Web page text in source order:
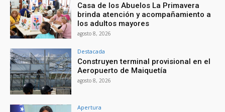
Casa de los Abuelos La Primavera
brinda atención y acompañamiento a
los adultos mayores
agosto 8, 2026
Destacada
Construyen terminal provisional en el
Aeropuerto de Maiquetía
agosto 8, 2026
Apertura